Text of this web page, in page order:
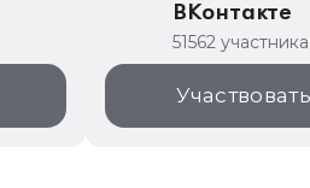
ВКонтакте
51562 участника
Участвовать